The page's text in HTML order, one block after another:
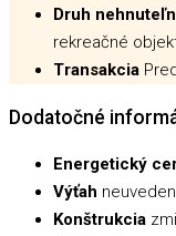
Druh
rekreačné
Transakcia
Dodatočné
Energetický
Výťah
Konštrukcia